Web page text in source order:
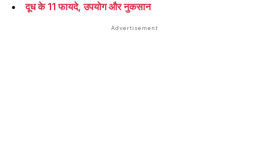
दूध के 11 फायदे, उपयोग और नुकसान